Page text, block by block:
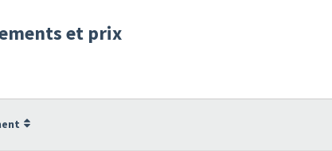
et prix